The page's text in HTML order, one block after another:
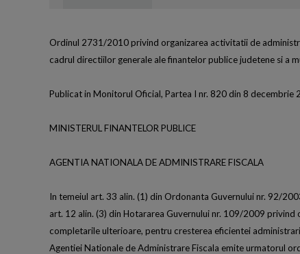
Ordinul 2731/2010 privind organizarea activitatii de
cadrul directiilor generale ale finantelor publice judetene si a
Publicat in Monitorul Oficial, Partea I nr. 820 din 8 decembrie
MINISTERUL FINANTELOR PUBLICE
AGENTIA NATIONALA DE ADMINISTRARE FISCALA
In temeiul art. 33 alin. (1) din Ordonanta Guvernului nr. 92/
art. 12 alin. (3) din Hotararea Guvernului nr. 109/2009
completarile ulterioare, pentru cresterea eficientei
Agentiei Nationale de Administrare Fiscala emite urmatorul